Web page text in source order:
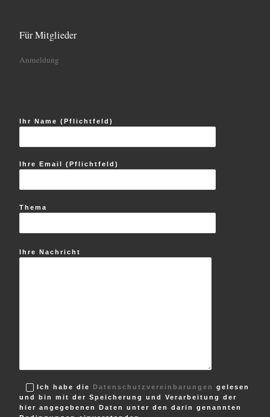
Für Mitglieder
Anmeldung
Ihr Name (Pflichtfeld)
Ihre Email (Pflichtfeld)
Thema
Ihre Nachricht
Ich habe die Datenschutzvereinbarungen
gelesen
und bin mit der Speicherung und Verarbeitung der
hier angegebenen Daten unter den darin genannten